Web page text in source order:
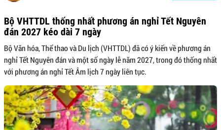
Bộ VHTTDL thống nhất phương án nghỉ Tết Nguyên
đán 2027 kéo dài 7 ngày
Bộ Văn hóa, Thể thao và Du lịch (VHTTDL) đã có ý kiến về phương án
nghỉ Tết Nguyên đán và một số ngày lễ năm 2027, trong đó thống nhất
với phương án nghỉ Tết Âm lịch 7 ngày liên tục.